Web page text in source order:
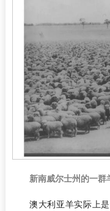
新南威尔士州的一群
澳大利亚羊实际上